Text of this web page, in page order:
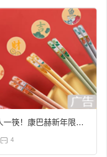
一筷！康巴赫新年限定
19.9元
4